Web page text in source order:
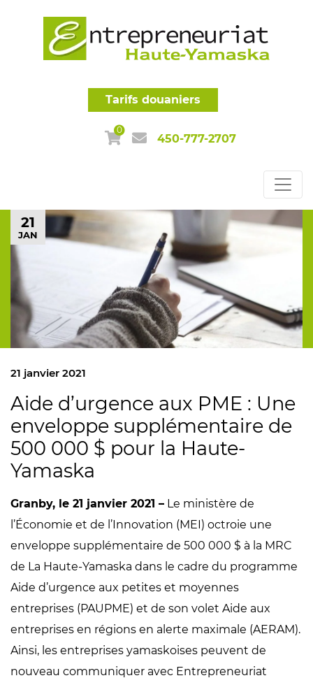
Tarifs douaniers
0
450-777-2707
21
JAN
21 janvier 2021
Aide d’urgence aux PME : Une
enveloppe supplémentaire de
500 000 $ pour la Haute-
Yamaska
Granby, le 21 janvier 2021 – Le ministère de
l’Économie et de l’Innovation (MEI) octroie une
enveloppe supplémentaire de 500 000 $ à la MRC
de La Haute-Yamaska dans le cadre du programme
Aide d’urgence aux petites et moyennes
entreprises (PAUPME) et de son volet Aide aux
entreprises en régions en alerte maximale (AERAM).
Ainsi, les entreprises yamaskoises peuvent de
nouveau communiquer avec Entrepreneuriat